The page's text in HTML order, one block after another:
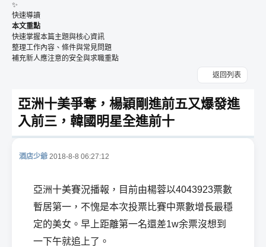
✨
快速導讀
本文重點
快速掌握本篇主題與核心資訊
整理工作內容、條件與常見問題
補充新人應注意的安全與求職重點
返回列表
亞洲十美爭奪，楊穎剛進前五又爆發進
入前三，韓國明星全進前十
酒店少爺 2018-8-8 06:27:12
亞洲十美賽況播報，目前由楊蓉以4043923票數
暫居第一，不愧是本次投票比賽中票數增長最穩
定的美女。早上距離第一名還差1w余票沒想到
一下午就追上了。